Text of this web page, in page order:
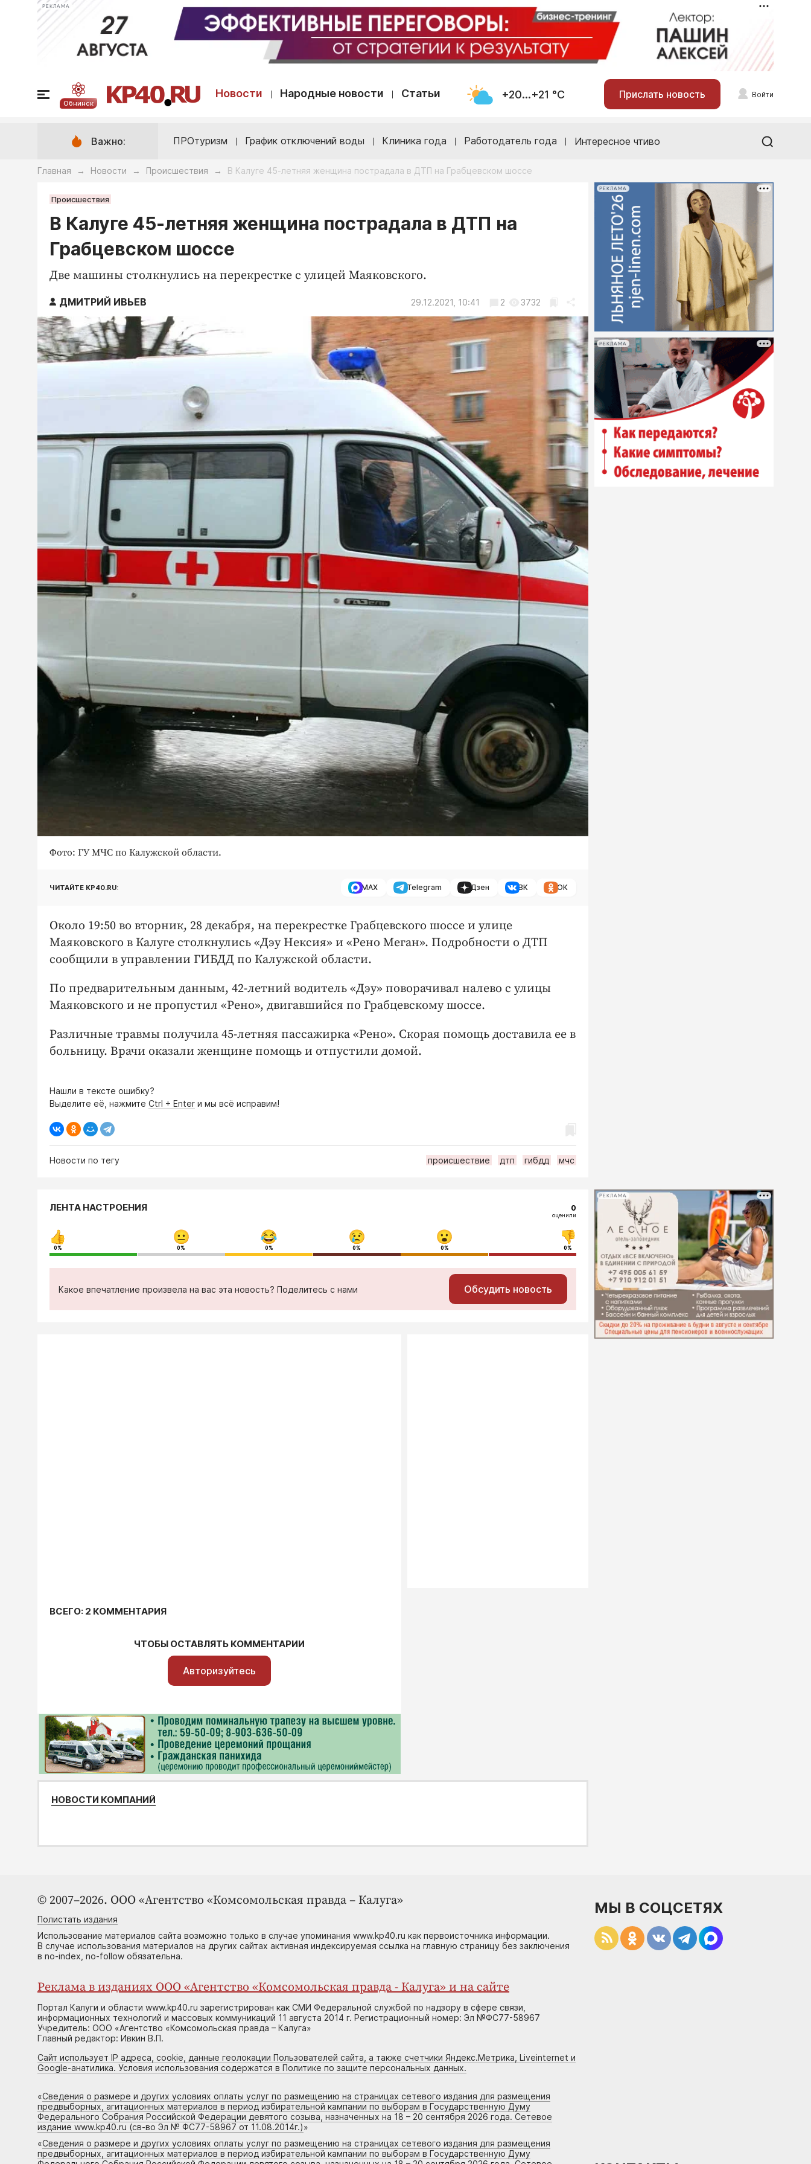
РЕКЛАМА
Обнинск
Новости Народные новости Статьи +20...+21 °С Прислать новость Войти
Важно: ПРОтуризм График отключений воды Клиника года Работодатель года Интересное чтиво
Главная → Новости → Происшествия → В Калуге 45-летняя женщина пострадала в ДТП на Грабцевском шоссе
Происшествия
В Калуге 45-летняя женщина пострадала в ДТП на
Грабцевском шоссе
Две машины столкнулись на перекрестке с улицей Маяковского.
ДМИТРИЙ ИВЬЕВ 29.12.2021, 10:41 2 3732
Фото: ГУ МЧС по Калужской области.
ЧИТАЙТЕ KP40.RU: MAX Telegram Дзен ВК ОК
Около 19:50 во вторник, 28 декабря, на перекрестке Грабцевского шоссе и улице
Маяковского в Калуге столкнулись «Дэу Нексия» и «Рено Меган». Подробности о ДТП
сообщили в управлении ГИБДД по Калужской области.
По предварительным данным, 42-летний водитель «Дэу» поворачивал налево с улицы
Маяковского и не пропустил «Рено», двигавшийся по Грабцевскому шоссе.
Различные травмы получила 45-летняя пассажирка «Рено». Скорая помощь доставила ее в
больницу. Врачи оказали женщине помощь и отпустили домой.
Нашли в тексте ошибку?
Выделите её, нажмите Ctrl + Enter и мы всё исправим!
Новости по тегу происшествие дтп гибдд мчс
РЕКЛАМА
РЕКЛАМА
ЛЕНТА НАСТРОЕНИЯ 0
оценили
0% 0% 0% 0% 0% 0%
Какое впечатление произвела на вас эта новость? Поделитесь с нами Обсудить новость
ВСЕГО: 2 КОММЕНТАРИЯ
ЧТОБЫ ОСТАВЛЯТЬ КОММЕНТАРИИ
Авторизуйтесь
НОВОСТИ КОМПАНИЙ
РЕКЛАМА
© 2007–2026. ООО «Агентство «Комсомольская правда – Калуга»
Полистать издания
Использование материалов сайта возможно только в случае упоминания www.kp40.ru как первоисточника информации.
В случае использования материалов на других сайтах активная индексируемая ссылка на главную страницу без заключения
в no-index, no-follow обязательна.
Реклама в изданиях ООО «Агентство «Комсомольская правда - Калуга» и на сайте
Портал Калуги и области www.kp40.ru зарегистрирован как СМИ Федеральной службой по надзору в сфере связи,
информационных технологий и массовых коммуникаций 11 августа 2014 г. Регистрационный номер: Эл №ФС77-58967
Учредитель: ООО «Агентство «Комсомольская правда – Калуга»
Главный редактор: Ивкин В.П.
Сайт использует IP адреса, cookie, данные геолокации Пользователей сайта, а также счетчики Яндекс.Метрика, Liveinternet и
Google-анатилика. Условия использования содержатся в Политике по защите персональных данных.
«Сведения о размере и других условиях оплаты услуг по размещению на страницах сетевого издания для размещения
предвыборных, агитационных материалов в период избирательной кампании по выборам в Государственную Думу
Федерального Собрания Российской Федерации девятого созыва, назначенных на 18 – 20 сентября 2026 года. Сетевое
издание www.kp40.ru (св-во Эл № ФС77-58967 от 11.08.2014г.)»
«Сведения о размере и других условиях оплаты услуг по размещению на страницах сетевого издания для размещения
предвыборных, агитационных материалов в период избирательной кампании по выборам в Государственную Думу
МЫ В СОЦСЕТЯХ